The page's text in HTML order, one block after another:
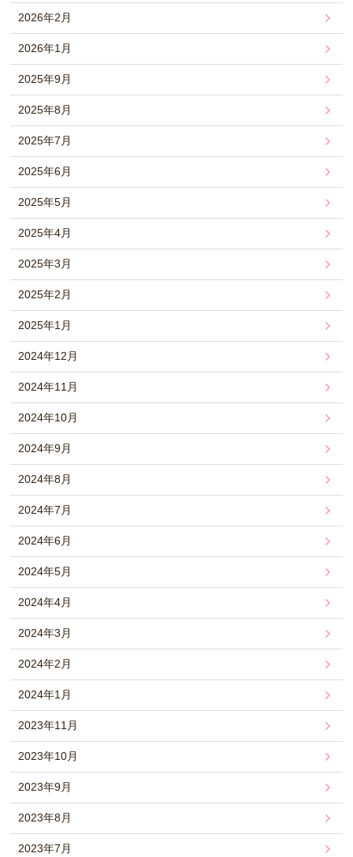
2026年2月
2026年1月
2025年9月
2025年8月
2025年7月
2025年6月
2025年5月
2025年4月
2025年3月
2025年2月
2025年1月
2024年12月
2024年11月
2024年10月
2024年9月
2024年8月
2024年7月
2024年6月
2024年5月
2024年4月
2024年3月
2024年2月
2024年1月
2023年11月
2023年10月
2023年9月
2023年8月
2023年7月